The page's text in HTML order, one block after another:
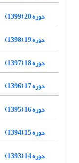
دوره 20 (1399)
دوره 19 (1398)
دوره 18 (1397)
دوره 17 (1396)
دوره 16 (1395)
دوره 15 (1394)
دوره 14 (1393)